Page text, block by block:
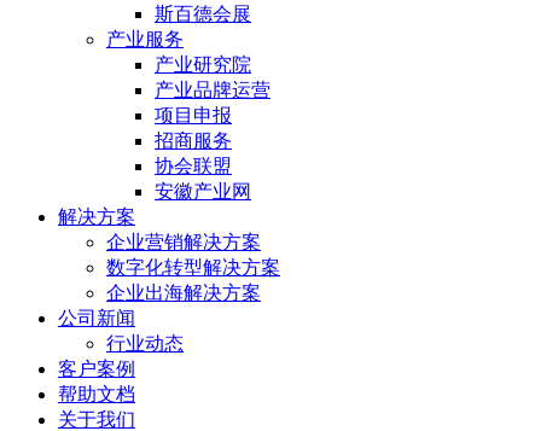
斯百德会展
产业服务
产业研究院
产业品牌运营
项目申报
招商服务
协会联盟
安徽产业网
解决方案
企业营销解决方案
数字化转型解决方案
企业出海解决方案
公司新闻
行业动态
客户案例
帮助文档
关于我们